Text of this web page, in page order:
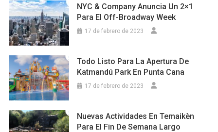
NYC & Company Anuncia Un 2×1
Para El Off-Broadway Week
17 de febrero de 2023
Todo Listo Para La Apertura De
Katmandú Park En Punta Cana
17 de febrero de 2023
Nuevas Actividades En Temaikèn
Para El Fin De Semana Largo